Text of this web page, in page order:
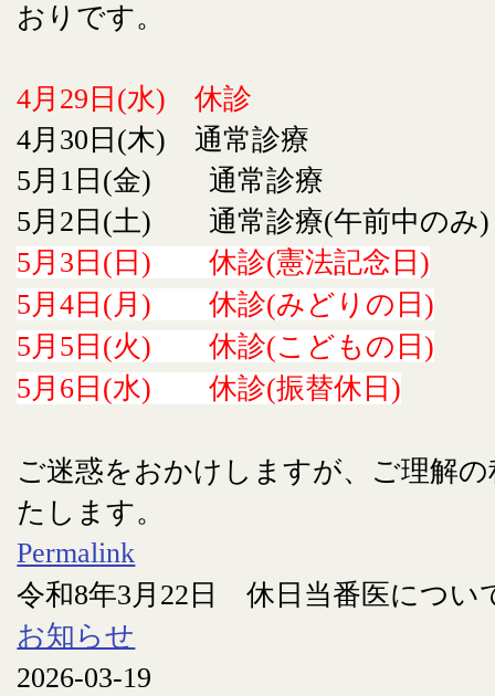
おりです。
4月29日(水) 休診
4月30日(木) 通常診療
5月1日(金) 通常診療
5月2日(土) 通常診療(午前中のみ)
5月3日(日) 休診(憲法記念日)
5月4日(月) 休診(みどりの日)
5月5日(火) 休診(こどもの日)
5月6日(水) 休診(振替休日)
ご迷惑をおかけしますが、ご理解
たします。
Permalink
令和8年3月22日 休日当番医につい
お知らせ
2026-03-19